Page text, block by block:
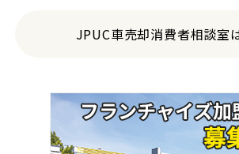
JPUC車売却消費者相談室